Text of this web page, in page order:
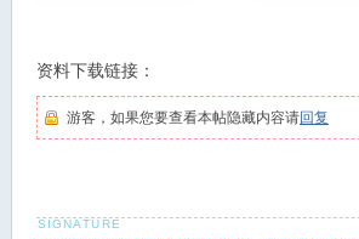
资料下载链接：
游客，如果您要查看本帖隐藏内容请回复